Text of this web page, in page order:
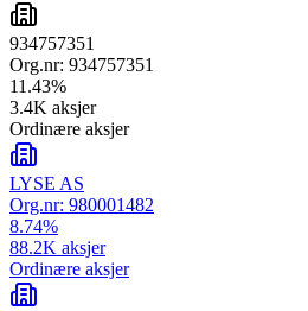
934757351
Org.nr: 934757351
11.43%
3.4K aksjer
Ordinære aksjer
LYSE AS
Org.nr: 980001482
8.74%
88.2K aksjer
Ordinære aksjer